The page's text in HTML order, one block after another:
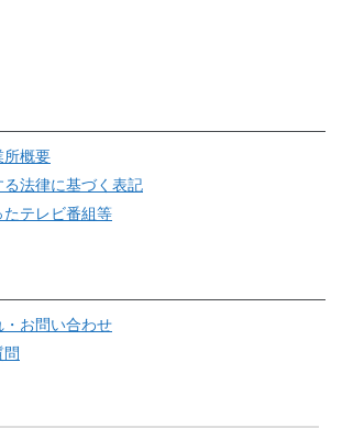
所概要
法律に基づく表記
テレビ番組等
・お問い合わせ